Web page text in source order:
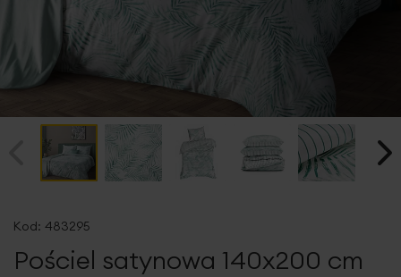
początek
galerii
Kod: 483295
Pościel satynowa 140x200 cm